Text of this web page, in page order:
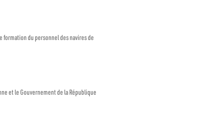
du personnel des navires de
et le Gouvernement de la République